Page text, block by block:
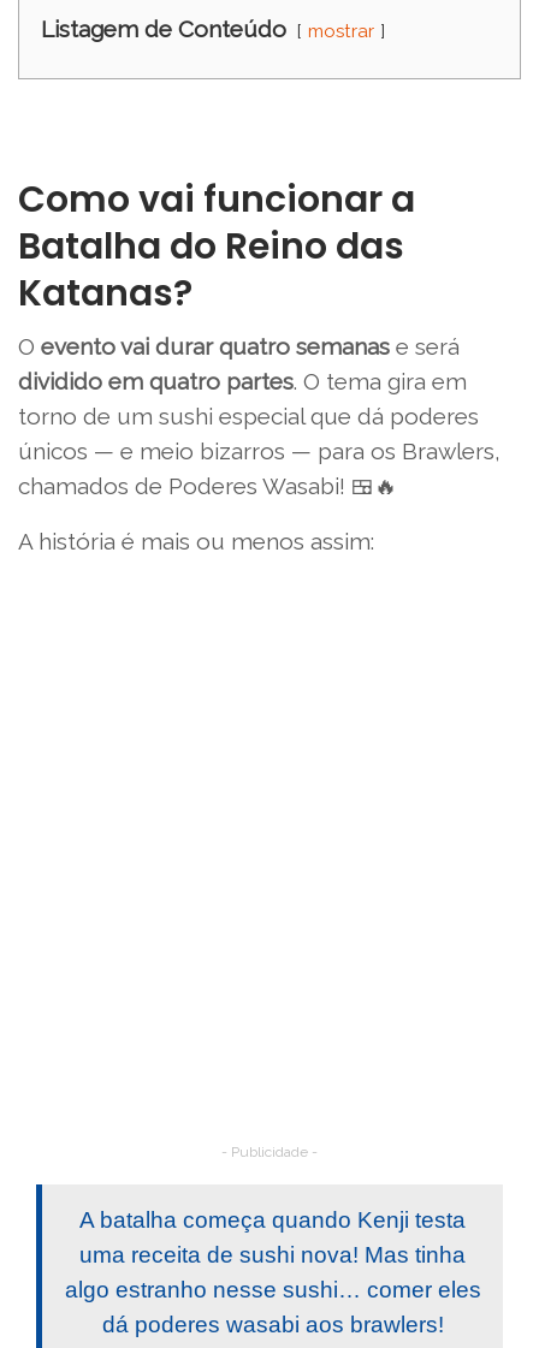
Listagem de Conteúdo mostrar
Como vai funcionar a
Batalha do Reino das
Katanas?
O evento vai durar quatro semanas e será
dividido em quatro partes. O tema gira em
torno de um sushi especial que dá poderes
únicos — e meio bizarros — para os Brawlers,
chamados de Poderes Wasabi! 🍱🔥
A história é mais ou menos assim:
- Publicidade -
A batalha começa quando Kenji testa
uma receita de sushi nova! Mas tinha
algo estranho nesse sushi… comer eles
dá poderes wasabi aos brawlers!